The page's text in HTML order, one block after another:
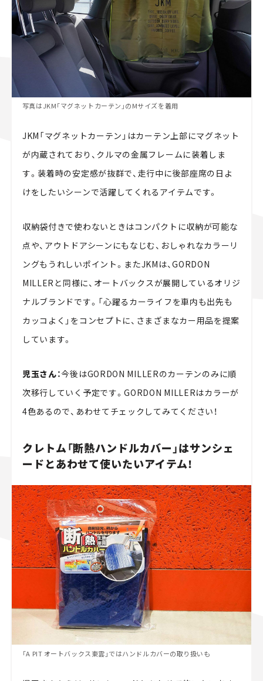
写真はJKM「マグネットカーテン」のMサイズを着用
JKM「マグネットカーテン」はカーテン上部にマグネット
が内蔵されており、クルマの金属フレームに装着しま
す。装着時の安定感が抜群で、走行中に後部座席の日よ
けをしたいシーンで活躍してくれるアイテムです。
収納袋付きで使わないときはコンパクトに収納が可能な
点や、アウトドアシーンにもなじむ、おしゃれなカラーリ
ングもうれしいポイント。またJKMは、GORDON
MILLERと同様に、オートバックスが展開しているオリジ
ナルブランドです。「心躍るカーライフを車内も出先も
カッコよく」をコンセプトに、さまざまなカー用品を提案
しています。
児玉さん：今後はGORDON MILLERのカーテンのみに順
次移行していく予定です。GORDON MILLERはカラーが
4色あるので、あわせてチェックしてみてください！
クレトム「断熱ハンドルカバー」はサンシェ
ードとあわせて使いたいアイテム！
「A PIT オートバックス東雲」ではハンドルカバーの取り扱いも